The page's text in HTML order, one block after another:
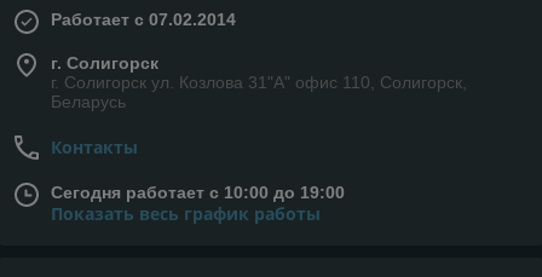
Работает с 07.02.2014
г. Солигорск
г. Солигорск ул. Козлова 31"А" офис 110, Солигорск,
Беларусь
Контакты
Сегодня работает с 10:00 до 19:00
Показать весь график работы